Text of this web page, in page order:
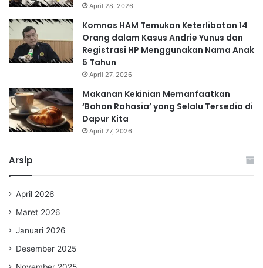
April 28, 2026
Komnas HAM Temukan Keterlibatan 14
Orang dalam Kasus Andrie Yunus dan
Registrasi HP Menggunakan Nama Anak
5 Tahun
April 27, 2026
Makanan Kekinian Memanfaatkan
‘Bahan Rahasia’ yang Selalu Tersedia di
Dapur Kita
April 27, 2026
Arsip
April 2026
Maret 2026
Januari 2026
Desember 2025